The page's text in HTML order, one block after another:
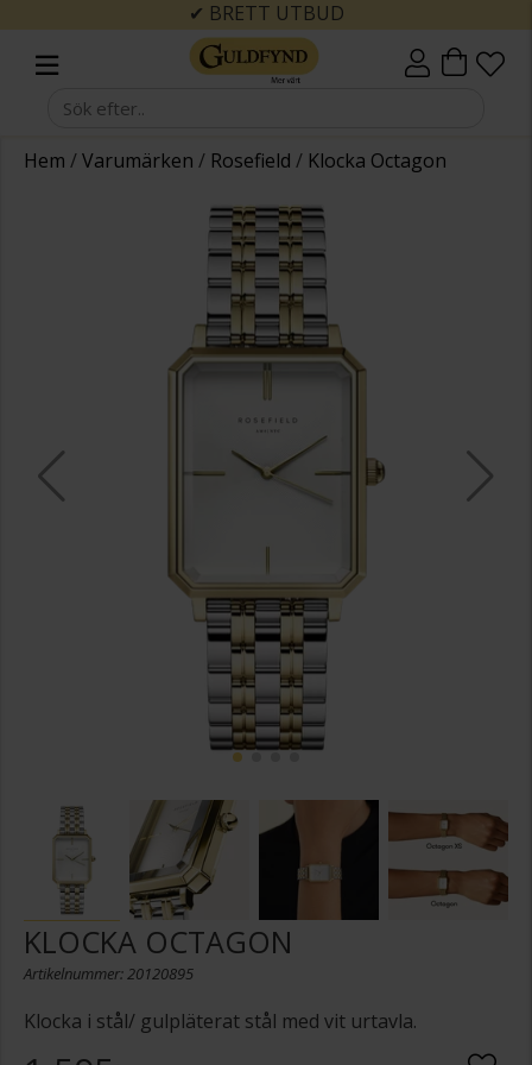
✔ BRETT UTBUD
Hem /Varumärken / Rosefield / Klocka Octagon
KLOCKA OCTAGON
Artikelnummer: 20120895
Klocka i stål/ gulpläterat stål med vit urtavla.